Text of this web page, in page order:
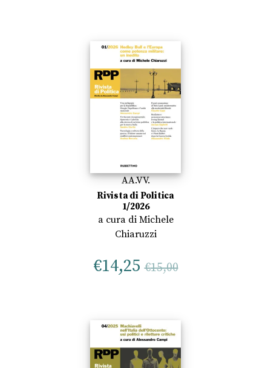
AA.VV.
Rivista di Politica
1/2026
a cura di Michele
Chiaruzzi
€14,25 €15,00